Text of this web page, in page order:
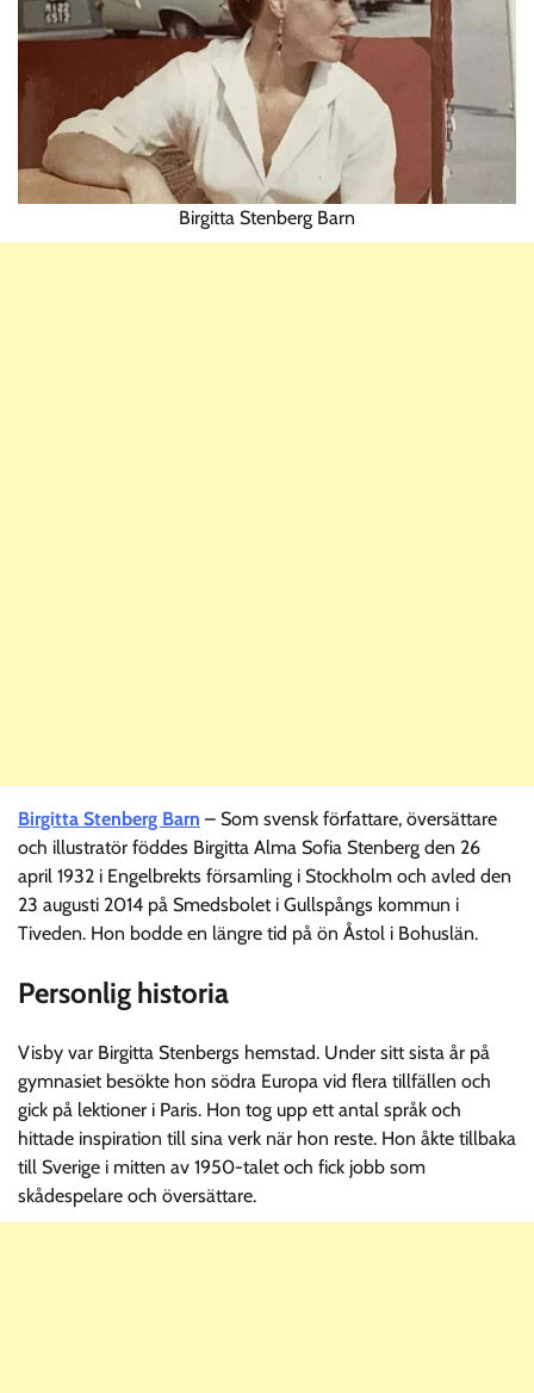
Birgitta Stenberg Barn
Birgitta Stenberg Barn – Som svensk författare, översättare
och illustratör föddes Birgitta Alma Sofia Stenberg den 26
april 1932 i Engelbrekts församling i Stockholm och avled den
23 augusti 2014 på Smedsbolet i Gullspångs kommun i
Tiveden. Hon bodde en längre tid på ön Åstol i Bohuslän.
Personlig historia
Visby var Birgitta Stenbergs hemstad. Under sitt sista år på
gymnasiet besökte hon södra Europa vid flera tillfällen och
gick på lektioner i Paris. Hon tog upp ett antal språk och
hittade inspiration till sina verk när hon reste. Hon åkte tillbaka
till Sverige i mitten av 1950-talet och fick jobb som
skådespelare och översättare.